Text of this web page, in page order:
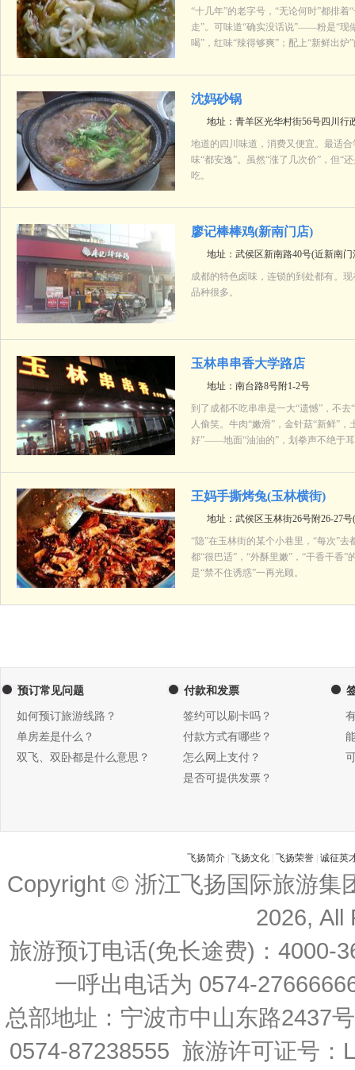
“十几年”的老字号，“无论何时”都排着
走”。可味道“确实没话说”——粉是“现
喝”，红味“辣得够爽”；配上“新鲜出
沈妈砂锅
地址：青羊区光华村街56号四川
地道的四川味道，消费又便宜。最适
味“都安逸”。虽然“涨了几次价”，但“
吃。
廖记棒棒鸡(新南门店)
地址：武侯区新南路40号(近新南
成都的特色卤味，连锁的到处都有。
品种很多。
玉林串串香大学路店
地址：南台路8号附1-2号
到了成都不吃串串是一大“遗憾”，不去
人偷笑。牛肉“嫩滑”，金针菇“新鲜”
好”——地面“油油的”，划拳声不绝于
王妈手撕烤兔(玉林横街)
地址：武侯区玉林街26号附26-27
“隐”在玉林街的某个小巷里，“每次”
都“很巴适”，“外酥里嫩”，“干香干香
是“禁不住诱惑”一再光顾。
预订常见问题
如何预订旅游线路？
单房差是什么？
双飞、双卧都是什么意思？
付款和发票
签约可以刷卡吗？
付款方式有哪些？
怎么网上支付？
是否可提供发票？
飞扬简介 飞扬文化 飞扬荣誉 诚征英
Copyright © 浙江飞扬国际旅游集
2026, All
旅游预订电话(免长途费)：4000-
一呼出电话为 0574-
总部地址：宁波市中山东路2437
0574-87238555 旅游许可证号